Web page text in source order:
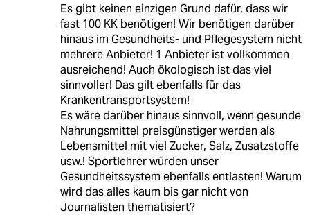
Es gibt keinen einzigen Grund dafür, dass wir
fast 100 KK benötigen! Wir benötigen darüber
hinaus im Gesundheits- und Pflegesystem nicht
mehrere Anbieter! 1 Anbieter ist vollkommen
ausreichend! Auch ökologisch ist das viel
sinnvoller! Das gilt ebenfalls für das
Krankentransportsystem!
Es wäre darüber hinaus sinnvoll, wenn gesunde
Nahrungsmittel preisgünstiger werden als
Lebensmittel mit viel Zucker, Salz, Zusatzstoffe
usw.! Sportlehrer würden unser
Gesundheitssystem ebenfalls entlasten! Warum
wird das alles kaum bis gar nicht von
Journalisten thematisiert?